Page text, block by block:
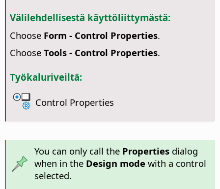
Välilehdellisestä käyttöliittymästä:
Choose Form - Control Properties.
Choose Tools - Control Properties.
Työkaluriveiltä:
Control Properties
You can only call the Propertiesdialog
when in the Design mode with a control
selected.